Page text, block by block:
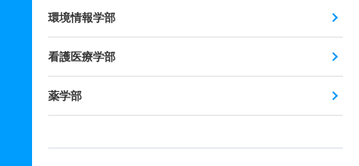
環境情報学部
看護医療学部
薬学部